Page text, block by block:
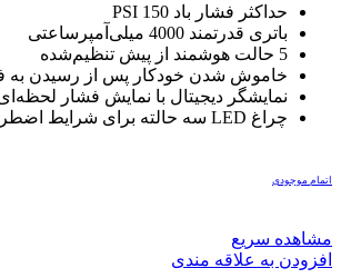
حداکثر فشار باد 150 PSI
باتری قدرتمند 4000 میلی‌آمپرساعتی
5 حالت هوشمند از پیش تنظیم‌شده
خاموش شدن خودکار پس از رسیدن به
نمایشگر دیجیتال با نمایش فشار
چراغ LED سه حالته برای شرایط اضطراری
اتمام موجودی
مشاهده سریع
افزودن به علاقه مندی